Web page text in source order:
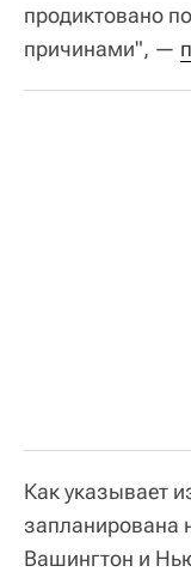
продиктовано
причинами", —
Как указывает
запланирована
Вашингтон и